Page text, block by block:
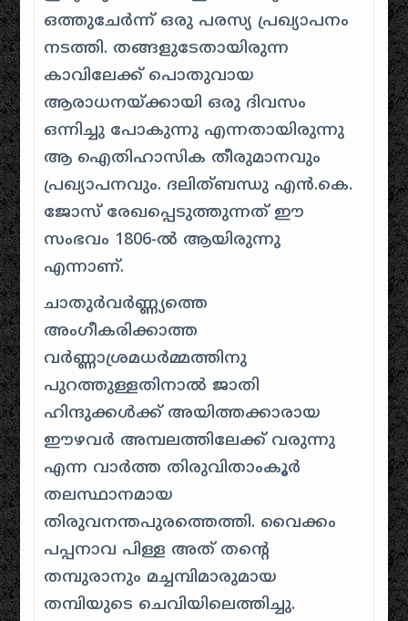
ഒത്തുചേർന്ന് ഒരു പരസ്യ പ്രഖ്യാപനം
നടത്തി. തങ്ങളുടേതായിരുന്ന
കാവിലേക്ക് പൊതുവായ
ആരാധനയ്ക്കായി ഒരു ദിവസം
ഒന്നിച്ചു പോകുന്നു എന്നതായിരുന്നു
ആ ഐതിഹാസിക തീരുമാനവും
പ്രഖ്യാപനവും. ദലിത്ബന്ധു എൻ.കെ.
ജോസ് രേഖപ്പെടുത്തുന്നത് ഈ
സംഭവം 1806-ൽ ആയിരുന്നു
എന്നാണ്.
ചാതുർവർണ്ണ്യത്തെ
അംഗീകരിക്കാത്ത
വർണ്ണാശ്രമധർമ്മത്തിനു
പുറത്തുള്ളതിനാൽ ജാതി
ഹിന്ദുക്കൾക്ക് അയിത്തക്കാരായ
ഈഴവർ അമ്പലത്തിലേക്ക് വരുന്നു
എന്ന വാർത്ത തിരുവിതാംകൂർ
തലസ്ഥാനമായ
തിരുവനന്തപുരത്തെത്തി. വൈക്കം
പപ്പനാവ പിള്ള അത് തന്റെ
തമ്പുരാനും മച്ചമ്പിമാരുമായ
തമ്പിയുടെ ചെവിയിലെത്തിച്ചു.